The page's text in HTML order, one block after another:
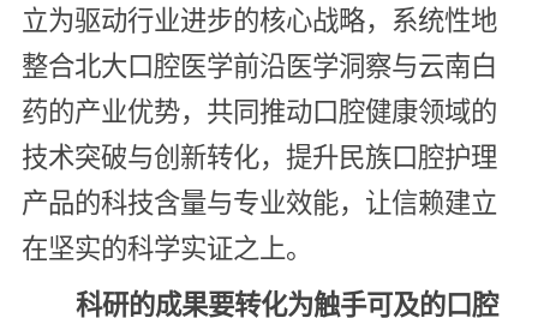
立为驱动行业进步的核心战略，系统性地
整合北大口腔医学前沿医学洞察与云南白
药的产业优势，共同推动口腔健康领域的
技术突破与创新转化，提升民族口腔护理
产品的科技含量与专业效能，让信赖建立
在坚实的科学实证之上。
科研的成果要转化为触手可及的口腔